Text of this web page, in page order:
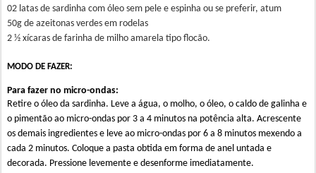
02 latas de sardinha com óleo sem pele e espinha ou se preferir, atum
50g de azeitonas verdes em rodelas
2 ½ xícaras de farinha de milho amarela tipo flocão.
MODO DE FAZER:
Para fazer no micro-ondas:
Retire o óleo da sardinha. Leve a água, o molho, o óleo, o caldo de galinha e
o pimentão ao micro-ondas por 3 a 4 minutos na potência alta. Acrescente
os demais ingredientes e leve ao micro-ondas por 6 a 8 minutos mexendo a
cada 2 minutos. Coloque a pasta obtida em forma de anel untada e
decorada. Pressione levemente e desenforme imediatamente.